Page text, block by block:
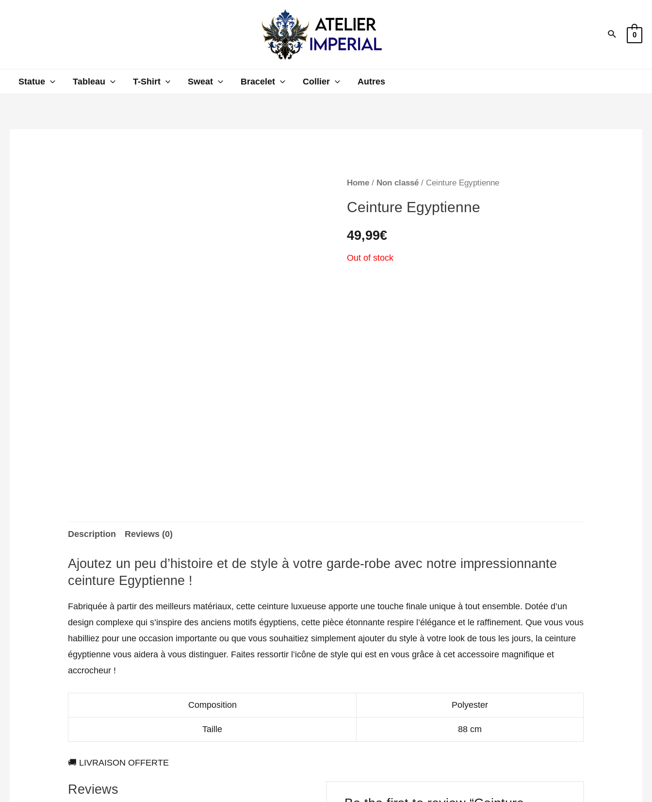
0
Statue Tableau T-Shirt Sweat Bracelet Collier Autres
Home/ Non classé/ Ceinture Egyptienne
Ceinture Egyptienne
49,99€
Out of stock
Description Reviews (0)
Ajoutez un peu d’histoire et de style à votre garde-robe avec notre impressionnante
ceinture Egyptienne !
Fabriquée à partir des meilleurs matériaux, cette ceinture luxueuse apporte une touche finale unique à tout ensemble. Dotée d’un
design complexe qui s’inspire des anciens motifs égyptiens, cette pièce étonnante respire l’élégance et le raffinement. Que vous vous
habilliez pour une occasion importante ou que vous souhaitiez simplement ajouter du style à votre look de tous les jours, la ceinture
égyptienne vous aidera à vous distinguer. Faites ressortir l’icône de style qui est en vous grâce à cet accessoire magnifique et
accrocheur !
Composition Polyester
Taille 88 cm
🚚 LIVRAISON OFFERTE
Reviews